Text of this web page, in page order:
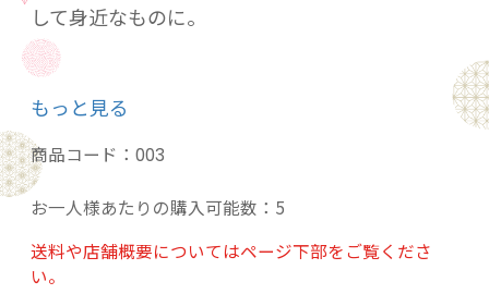
して身近なものに。
『おうち時間を楽しむアイテムとして』
お子さまやキモノ好きなお友達へのプレゼント
に喜ばれています！
『キモノ文化を知るきっかけとして』
学校教育の現場など、お子さまへの学びのツー
ルとしても活用されています！
もっと見る
商品コード： 003
お一人様あたりの購入可能数：5
送料や店舗概要についてはページ下部をご覧くださ
い。